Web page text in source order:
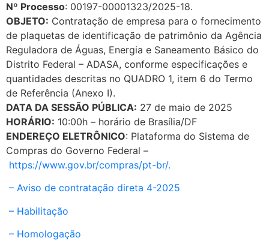
Nº Processo: 00197-00001323/2025-18.
OBJETO: Contratação de empresa para o fornecimento
de plaquetas de identificação de patrimônio da Agência
Reguladora de Águas, Energia e Saneamento Básico do
Distrito Federal – ADASA, conforme especificações e
quantidades descritas no QUADRO 1, item 6 do Termo
de Referência (Anexo I).
DATA DA SESSÃO PÚBLICA: 27 de maio de 2025
HORÁRIO: 10:00h – horário de Brasília/DF
ENDEREÇO ELETRÔNICO: Plataforma do Sistema de
Compras do Governo Federal –
https://www.gov.br/compras/pt-br/.
– Aviso de contratação direta 4-2025
– Habilitação
– Homologação